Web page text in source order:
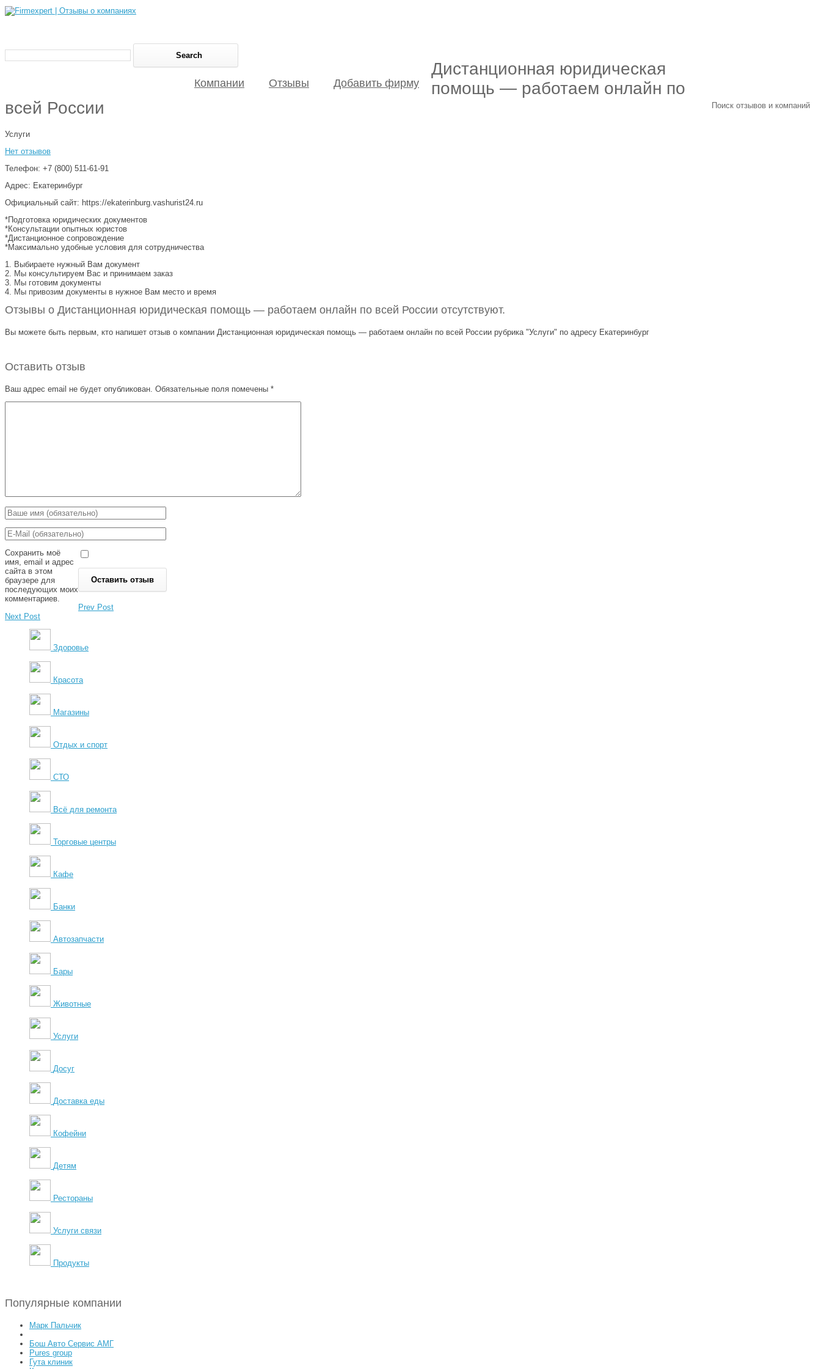
Поиск отзывов и компаний
Компании Отзывы Добавить фирму
Дистанционная юридическая
помощь — работаем онлайн по
всей России
Услуги
Нет отзывов
Телефон: +7 (800) 511-61-91
Адрес: Екатеринбург
Официальный сайт: https://ekaterinburg.vashurist24.ru
*Подготовка юридических документов
*Консультации опытных юристов
*Дистанционное сопровождение
*Максимально удобные условия для сотрудничества
1. Выбираете нужный Вам документ
2. Мы консультируем Вас и принимаем заказ
3. Мы готовим документы
4. Мы привозим документы в нужное Вам место и время
Отзывы о Дистанционная юридическая помощь — работаем онлайн по всей России отсутствуют.
Вы можете быть первым, кто напишет отзыв о компании Дистанционная юридическая помощь — работаем онлайн по всей России рубрика "Услуги" по адресу Екатеринбург
Оставить отзыв
Ваш адрес email не будет опубликован. Обязательные поля помечены *
Сохранить моё
имя, email и адрес
сайта в этом
браузере для
последующих моих
комментариев.
Prev Post
Next Post
Здоровье
Красота
Магазины
Отдых и спорт
СТО
Всё для ремонта
Торговые центры
Кафе
Банки
Автозапчасти
Бары
Животные
Услуги
Досуг
Доставка еды
Кофейни
Детям
Рестораны
Услуги связи
Продукты
Популярные компании
Марк Пальчик
Бош Авто Сервис АМГ
Pures group
Гута клиник